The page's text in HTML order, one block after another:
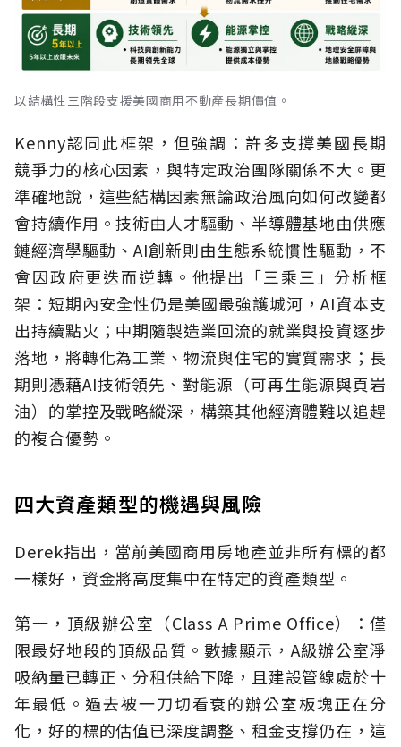
以結構性三階段支援美國商用不動產長期價值。
Kenny認同此框架，但強調：許多支撐美國長期
競爭力的核心因素，與特定政治團隊關係不大。更
準確地說，這些結構因素無論政治風向如何改變都
會持續作用。技術由人才驅動、半導體基地由供應
鏈經濟學驅動、AI創新則由生態系統慣性驅動，不
會因政府更迭而逆轉。他提出「三乘三」分析框
架：短期內安全性仍是美國最強護城河，AI資本支
出持續點火；中期隨製造業回流的就業與投資逐步
落地，將轉化為工業、物流與住宅的實質需求；長
期則憑藉AI技術領先、對能源（可再生能源與頁岩
油）的掌控及戰略縱深，構築其他經濟體難以追趕
的複合優勢。
四大資產類型的機遇與風險
Derek指出，當前美國商用房地產並非所有標的都
一樣好，資金將高度集中在特定的資產類型。
第一，頂級辦公室（Class A Prime Office）：僅
限最好地段的頂級品質。數據顯示，A級辦公室淨
吸納量已轉正、分租供給下降，且建設管線處於十
年最低。過去被一刀切看衰的辦公室板塊正在分
化，好的標的估值已深度調整、租金支撐仍在，這